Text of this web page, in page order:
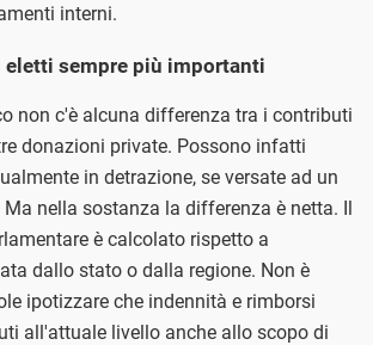
interni.
eletti sempre più importanti
non c'è alcuna differenza tra i contributi
donazioni private. Possono infatti
in detrazione, se versate ad un
nella sostanza la differenza è netta. Il
è calcolato rispetto a
dallo stato o dalla regione. Non è
ipotizzare che indennità e rimborsi
all'attuale livello anche allo scopo di